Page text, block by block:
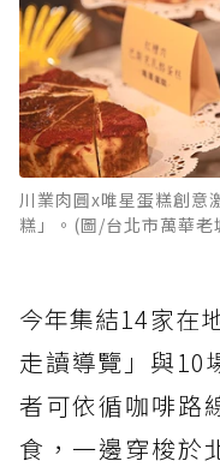
川業肉圓x唯星蛋糕創意
糕」。(圖/台北市萬華
今年集結14家在
走讀導覽」與10
者可依循咖啡路
食，一邊穿梭於